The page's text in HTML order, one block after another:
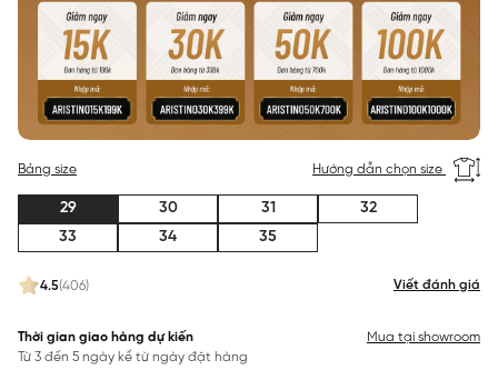
4.5(406) Viết đánh giá
Bảng size Hướng dẫn chọn size
29 30 31
32
33
34 35
Thời gian giao hàng dự kiến
Từ 3 đến 5 ngày kể từ ngày đặt hàng
Mua tại showroom